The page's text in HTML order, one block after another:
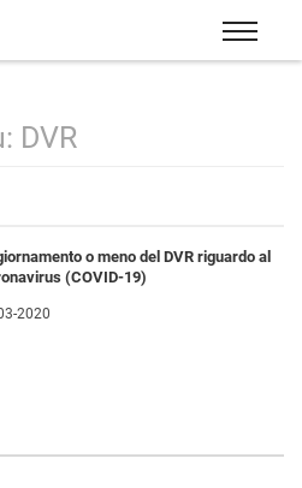
DVR
o meno del DVR riguardo al
(COVID-19)
2020